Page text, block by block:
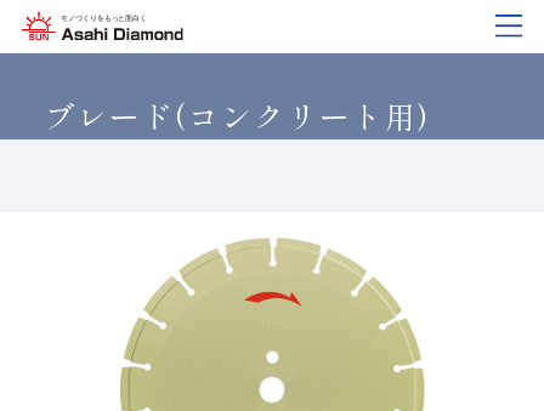
企業情報
製品紹介
工具の種類から探す
加工方法から探す
ワークから探す
技術情報
ダイヤモンド工具・CBN工具の基礎知識
教えて！研削工具
トラブルシューティング
ご使用上の注意
研究開発
対外発表一覧
イノベーションストーリー
サステナビリティ
サステナビリティポリシー
コーポレート・ガバナンス
マテリアリティ
リスクマネジメント（BCM）
IR情報
株式に関する諸手続き
財務ハイライト
メッセージ
ブレード(コンクリート用)